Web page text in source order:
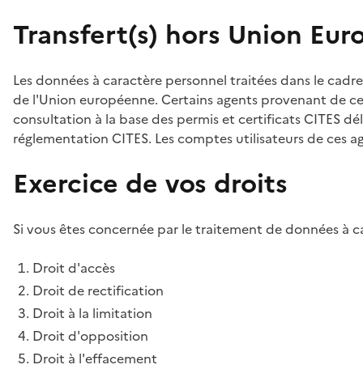
Transfert(s) hors Union
Les données à caractère personnel traitées dans le
de l'Union européenne. Certains agents provenant de
consultation à la base des permis et certificats CITES
réglementation CITES. Les comptes utilisateurs de ces
Exercice de vos droits
Si vous êtes concernée par le traitement de données à
Droit d'accès
Droit de rectification
Droit à la limitation
Droit d'opposition
Droit à l'effacement